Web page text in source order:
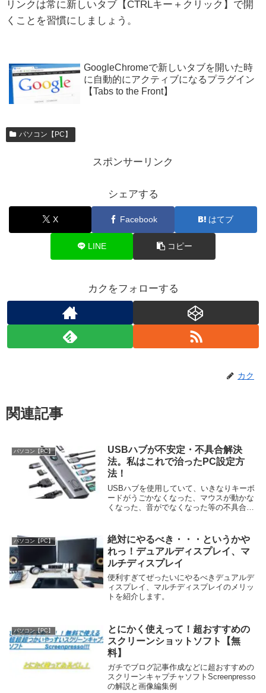
リンクは常に新しいタブ【CTRLキー＋クリック】で開
くことを習慣にしましょう。
GoogleChromeで新しいタブを開いた時
に自動的にアクティブになるプラグイン
【Tabs to the Front】
パソコン【PC】
スポンサーリンク
シェアする
X Facebook はてブ
LINE コピー
カクをフォローする
カク
関連記事
パソコン【PC】
USBハブが不安定・不具合解決
法。私はこれで治ったPC設定方
法！
USBハブを使用していて、いきなりキーボ
ードがうごかなくなった、マウスが動かな
くなった、音がでなくなった等の不具合あ
はUSB端子が少ないですよね。そこで、
USBハブ...
パソコン【PC】
絶対にやるべき・・・というかや
れっ！デュアルディスプレイ、マ
ルチディスプレイ
便利すぎてぜったいにやるべきデュアルデ
ィスプレイ、マルチディスプレイのメリッ
トを紹介します。
パソコン【PC】
とにかく使えって！超おすすめの
スクリーンショットソフト【無
料】
ガチでブログ記事作成などに超おすすめの
スクリーンキャプチャソフトScreenpresso
の解説と画像編集例